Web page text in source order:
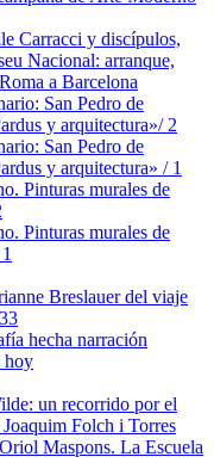
Carracci y discípulos,
Nacional: arranque,
a Barcelona
San Pedro de
y arquitectura»/ 2
San Pedro de
y arquitectura» / 1
Pinturas murales de
Pinturas murales de
Breslauer del viaje
hecha narración
hoy
un recorrido por el
Folch i Torres
Maspons. La Escuela